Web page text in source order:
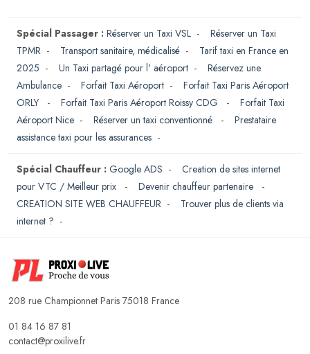
Spécial Passager : Réserver un Taxi VSL - Réserver un Taxi
TPMR - Transport sanitaire, médicalisé - Tarif taxi en France en
2025 - Un Taxi partagé pour l' aéroport - Réservez une
Ambulance - Forfait Taxi Aéroport - Forfait Taxi Paris Aéroport
ORLY
- Forfait Taxi Paris Aéroport Roissy CDG - Forfait Taxi
Aéroport Nice - Réserver un taxi conventionné - Prestataire
assistance taxi pour les assurances -
Spécial Chauffeur : Google ADS - Creation de sites internet
pour VTC / Meilleur prix
- Devenir chauffeur partenaire
-
CREATION SITE WEB CHAUFFEUR - Trouver plus de clients via
internet ? -
208 rue Championnet Paris 75018 France
01 84 16 87 81
contact@proxilive.fr